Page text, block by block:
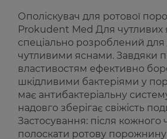
Ополіскувач для ротової
Prokudent Med Для чутливих
спеціально розроблений для
чутливими яснами. Завдяки
властивостям ефективно
шкідливими бактеріями у
має антибактеріальну
надовго зберігає свіжість
Застосування: після кожного
полоскати ротову